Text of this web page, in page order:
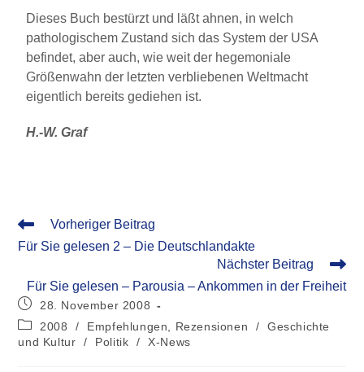
Dieses Buch bestürzt und läßt ahnen, in welch
pathologischem Zustand sich das System der USA
befindet, aber auch, wie weit der hegemoniale
Größenwahn der letzten verbliebenen Weltmacht
eigentlich bereits gediehen ist.
H.-W. Graf
Vorheriger Beitrag
Für Sie gelesen 2 – Die Deutschlandakte
Nächster Beitrag
Für Sie gelesen – Parousia – Ankommen in der Freiheit
28. November 2008
2008
/ Empfehlungen, Rezensionen /
Geschichte
und Kultur
/ Politik / X-News